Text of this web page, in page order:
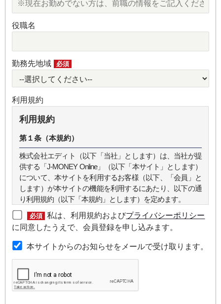
役職名
勤務先地域 必須
利用規約
利用規約
第１条（本規約）
株式会社エディト（以下「当社」とします）は、当社が提
供する「J-MONEY Online」（以下「本サイト」とします）
について、本サイトを利用するお客様（以下、「会員」と
します）が本サイトの機能を利用するにあたり、以下の通
り利用規約（以下「本規約」とします）を定めます。
第２条（本規約の範囲）
本規約は本サイトが提供するサービスについて規定したも
のです。
第３条（会員）
本サイトの会員は、機関投資家や金融機関の役職員、事業
必須 私は、利用規約およびプライバシーポリシー
に同意したうえで、会員登録を申し込みます。
本サイトからのお知らせをメールで受け取ります。